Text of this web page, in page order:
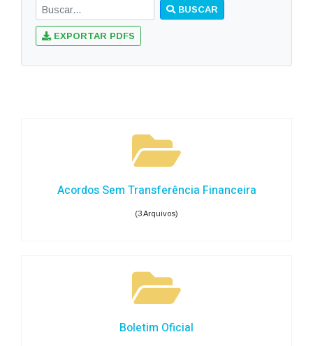
BUSCAR
EXPORTAR PDFS
Acordos Sem Transferência Financeira
(3 Arquivos)
Boletim Oficial